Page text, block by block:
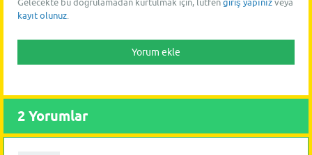
Gelecekte bu doğrulamadan kurtulmak için, lütfen giriş yapınız veya
kayıt olunuz.
2 Yorumlar